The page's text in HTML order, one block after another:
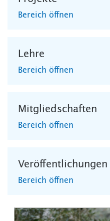
Bereich öffnen
Lehre
Bereich öffnen
Mitgliedschaften
Bereich öffnen
Veröffentlichungen
Bereich öffnen